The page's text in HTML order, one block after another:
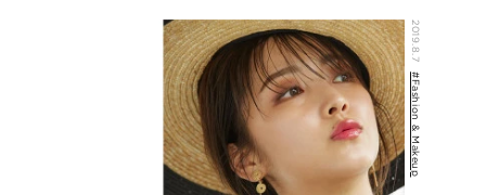
HOME
CONCEPT
ITEMS
2019.8.7
#Fashion & Makeup